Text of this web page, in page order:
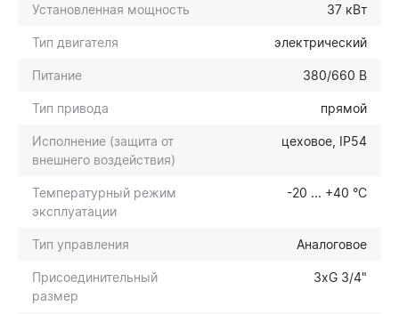
Установленная мощность 37 кВт
Тип двигателя электрический
Питание 380/660 В
Тип привода прямой
Исполнение (защита от
внешнего воздействия)
цеховое, IP54
Температурный режим
эксплуатации
-20 ... +40 °С
Тип управления Аналоговое
Присоединительный
размер
3хG 3/4"